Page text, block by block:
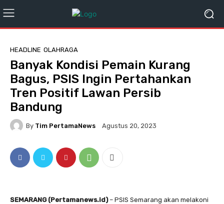
HEADLINE OLAHRAGA
Banyak Kondisi Pemain Kurang
Bagus, PSIS Ingin Pertahankan
Tren Positif Lawan Persib
Bandung
By Tim PertamaNews Agustus 20, 2023
SEMARANG (Pertamanews.id) – PSIS Semarang akan melakoni